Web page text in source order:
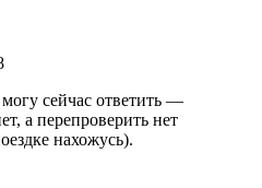
сейчас ответить —
а перепроверить нет
нахожусь).